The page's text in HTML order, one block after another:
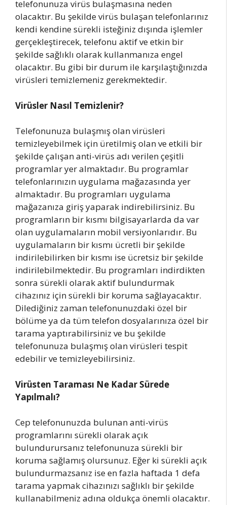
telefonunuza virüs bulaşmasına neden
olacaktır. Bu şekilde virüs bulaşan telefonlarınız
kendi kendine sürekli isteğiniz dışında işlemler
gerçekleştirecek, telefonu aktif ve etkin bir
şekilde sağlıklı olarak kullanmanıza engel
olacaktır. Bu gibi bir durum ile karşılaştığınızda
virüsleri temizlemeniz gerekmektedir.
Virüsler Nasıl Temizlenir?
Telefonunuza bulaşmış olan virüsleri
temizleyebilmek için üretilmiş olan ve etkili bir
şekilde çalışan anti-virüs adı verilen çeşitli
programlar yer almaktadır. Bu programlar
telefonlarınızın uygulama mağazasında yer
almaktadır. Bu programları uygulama
mağazanıza giriş yaparak indirebilirsiniz. Bu
programların bir kısmı bilgisayarlarda da var
olan uygulamaların mobil versiyonlarıdır. Bu
uygulamaların bir kısmı ücretli bir şekilde
indirilebilirken bir kısmı ise ücretsiz bir şekilde
indirilebilmektedir. Bu programları indirdikten
sonra sürekli olarak aktif bulundurmak
cihazınız için sürekli bir koruma sağlayacaktır.
Dilediğiniz zaman telefonunuzdaki özel bir
bölüme ya da tüm telefon dosyalarınıza özel bir
tarama yaptırabilirsiniz ve bu şekilde
telefonunuza bulaşmış olan virüsleri tespit
edebilir ve temizleyebilirsiniz.
Virüsten Taraması Ne Kadar Sürede
Yapılmalı?
Cep telefonunuzda bulunan anti-virüs
programlarını sürekli olarak açık
bulundurursanız telefonunuza sürekli bir
koruma sağlamış olursunuz. Eğer ki sürekli açık
bulundurmazsanız ise en fazla haftada 1 defa
tarama yapmak cihazınızı sağlıklı bir şekilde
kullanabilmeniz adına oldukça önemli olacaktır.